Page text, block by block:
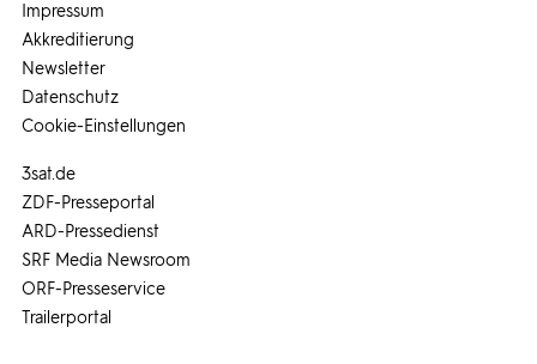
3sat.de
ZDF-Presseportal
ARD-Pressedienst
SRF Media Newsroom
ORF-Presseservice
Trailerportal
Impressum
Akkreditierung
Newsletter
Datenschutz
Cookie-Einstellungen